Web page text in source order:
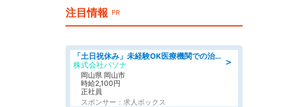
注目情報 PR
＞
「土日祝休み」未経験OK医療機関での治験コーディネーターのお仕事
株式会社パソナ
岡山県 岡山市
時給2,100円
正社員
スポンサー：求人ボックス